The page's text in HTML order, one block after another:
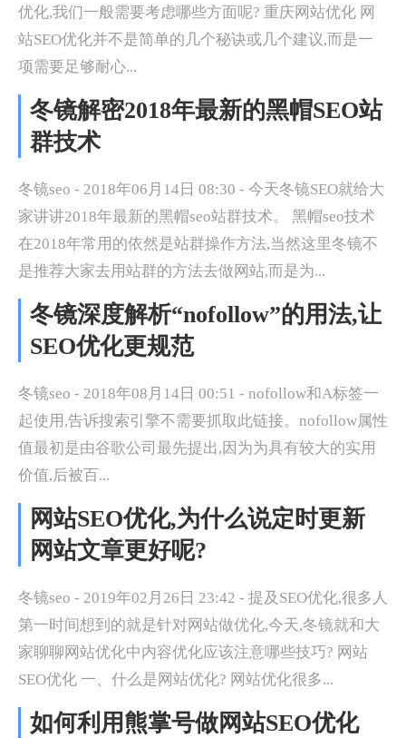
优化,我们一般需要考虑哪些方面呢? 重庆网站优化 网
站SEO优化并不是简单的几个秘诀或几个建议,而是一
项需要足够耐心...
冬镜解密2018年最新的黑帽SEO站
群技术
冬镜seo - 2018年06月14日 08:30 - 今天冬镜SEO就给大
家讲讲2018年最新的黑帽seo站群技术。 黑帽seo技术
在2018年常用的依然是站群操作方法,当然这里冬镜不
是推荐大家去用站群的方法去做网站,而是为...
冬镜深度解析“nofollow”的用法,让
SEO优化更规范
冬镜seo - 2018年08月14日 00:51 - nofollow和A标签一
起使用,告诉搜索引擎不需要抓取此链接。nofollow属性
值最初是由谷歌公司最先提出,因为为具有较大的实用
价值,后被百...
网站SEO优化,为什么说定时更新
网站文章更好呢?
冬镜seo - 2019年02月26日 23:42 - 提及SEO优化,很多人
第一时间想到的就是针对网站做优化,今天,冬镜就和大
家聊聊网站优化中内容优化应该注意哪些技巧? 网站
SEO优化 一、什么是网站优化? 网站优化很多...
如何利用熊掌号做网站SEO优化